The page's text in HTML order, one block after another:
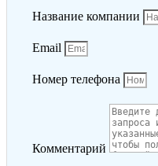
Название компании
Email
Номер телефона
Комментарий